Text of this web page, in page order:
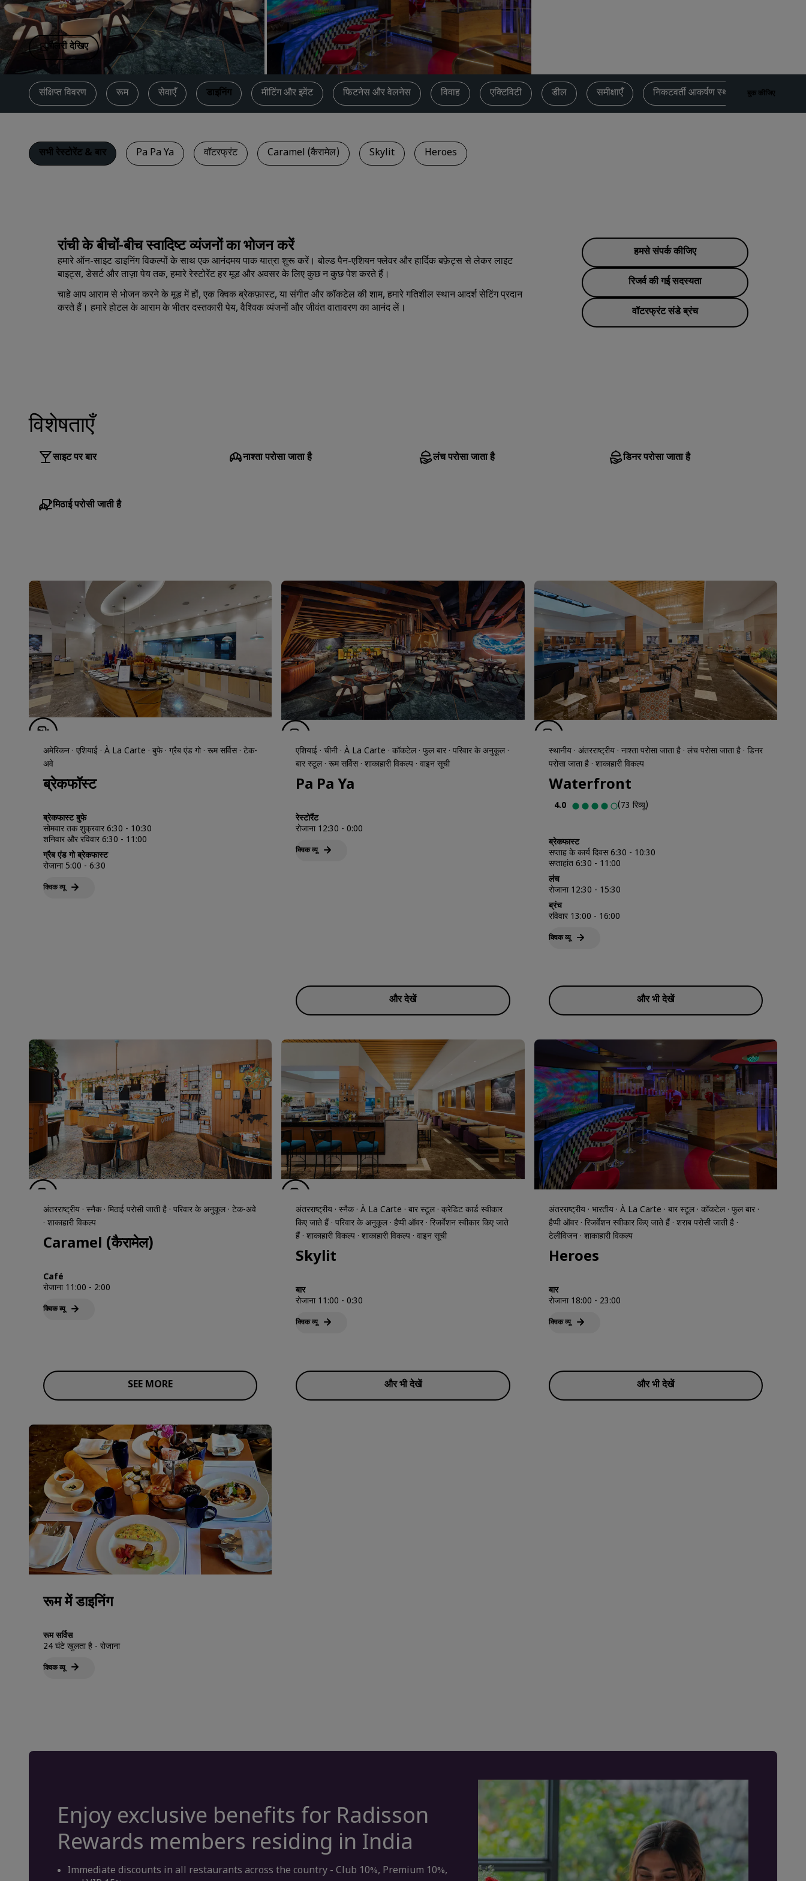
चीन में संबद्ध ब्रांड
कोट का अनुरोध करें
इवेंट के डेस्टिनेशन
उद्योगों के लिए समाधान
फ्लाइट्स खोजें
फ्लाइट्स खोजें
डाइनिंग
किसी रेस्टोरेंट को खोजें
सिटी सेंटर होटल
हमारा ब्लॉग देखें
Bookers and Planners
शामिल हों
गैलरी देखिए
संक्षिप्त विवरण रूम सेवाएँ डाइनिंग मीटिंग और इवेंट फिटनेस और वेलनेस विवाह एक्टिविटी डील समीक्षाएँ निकटवर्ती आकर्षण स्थल संपर्क करें
बुक कीजिए
सभी रेस्टोरेंट & बार Pa Pa Ya वॉटरफ्रंट Caramel (कैरामेल) Skylit Heroes
रांची के बीचों-बीच स्वादिष्ट व्यंजनों का भोजन करें
हमारे ऑन-साइट डाइनिंग विकल्पों के साथ एक आनंदमय पाक यात्रा शुरू करें। बोल्ड पैन-एशियन फ्लेवर और हार्दिक बफ़ेट्स से लेकर लाइट
बाइट्स, डेसर्ट और ताज़ा पेय तक, हमारे रेस्टोरेंट हर मूड और अवसर के लिए कुछ न कुछ पेश करते हैं।
चाहे आप आराम से भोजन करने के मूड में हों, एक क्विक ब्रेकफ़ास्ट, या संगीत और कॉकटेल की शाम, हमारे गतिशील स्थान आदर्श सेटिंग प्रदान
करते हैं। हमारे होटल के आराम के भीतर दस्तकारी पेय, वैश्विक व्यंजनों और जीवंत वातावरण का आनंद लें।
हमसे संपर्क कीजिए
रिजर्व की गई सदस्यता
वॉटरफ्रंट संडे ब्रंच
विशेषताएँ
साइट पर बार नाश्ता परोसा जाता है लंच परोसा जाता है डिनर परोसा जाता है
मिठाई परोसी जाती है
अमेरिकन · एशियाई · À La Carte · बुफे · ग्रैब एंड गो · रूम सर्विस · टेक-
अवे
ब्रेकफॉस्ट
ब्रेकफास्ट बुफे
सोमवार तक शुक्रवार 6:30 - 10:30
शनिवार और रविवार 6:30 - 11:00
ग्रैब एंड गो ब्रेकफास्ट
रोजाना 5:00 - 6:30
क्विक व्‍यू
एशियाई · चीनी · À La Carte · कॉकटेल · फुल बार · परिवार के अनुकूल ·
बार स्टूल · रूम सर्विस · शाकाहारी विकल्प · वाइन सूची
Pa Pa Ya
रेस्टोरैंट
रोजाना 12:30 - 0:00
क्विक व्‍यू
और देखें
स्थानीय · अंतरराष्ट्रीय · नाश्ता परोसा जाता है · लंच परोसा जाता है · डिनर
परोसा जाता है · शाकाहारी विकल्प
Waterfront
4.0 (73 रिव्यू)
ब्रेकफास्ट
सप्ताह के कार्य दिवस 6:30 - 10:30
सप्ताहांत 6:30 - 11:00
लंच
रोजाना 12:30 - 15:30
ब्रंच
रविवार 13:00 - 16:00
क्विक व्‍यू
और भी देखें
अंतरराष्ट्रीय · स्नैक · मिठाई परोसी जाती है · परिवार के अनुकूल · टेक-अवे
· शाकाहारी विकल्प
Caramel (कैरामेल)
Café
रोजाना 11:00 - 2:00
क्विक व्‍यू
SEE MORE
अंतरराष्ट्रीय · स्नैक · À La Carte · बार स्टूल · क्रेडिट कार्ड स्वीकार
किए जाते हैं · परिवार के अनुकूल · हैप्पी ऑवर · रिजर्वेशन स्वीकार किए जाते
हैं · शाकाहारी विकल्प · शाकाहारी विकल्प · वाइन सूची
Skylit
बार
रोजाना 11:00 - 0:30
क्विक व्‍यू
और भी देखें
अंतरराष्ट्रीय · भारतीय · À La Carte · बार स्टूल · कॉकटेल · फुल बार ·
हैप्पी ऑवर · रिजर्वेशन स्वीकार किए जाते हैं · शराब परोसी जाती है ·
टेलीविजन · शाकाहारी विकल्प
Heroes
बार
रोजाना 18:00 - 23:00
क्विक व्‍यू
और भी देखें
रूम में डाइनिंग
रूम सर्विस
24 घंटे खुलता है - रोजाना
क्विक व्‍यू
Enjoy exclusive benefits for Radisson
Rewards members residing in India
Immediate discounts in all restaurants across the country - Club 10%, Premium 10%,